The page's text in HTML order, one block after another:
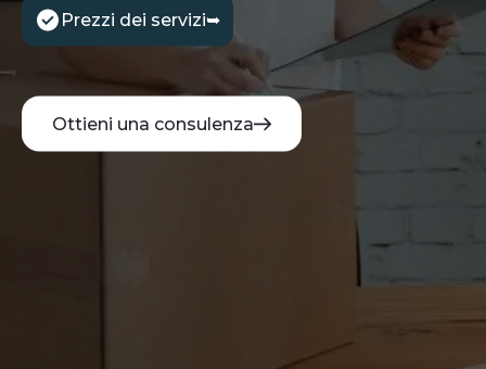
Prezzi dei servizi➥
Ottieni una consulenza